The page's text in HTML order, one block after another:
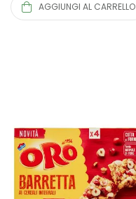
AGGIUNGI AL CARRELLO